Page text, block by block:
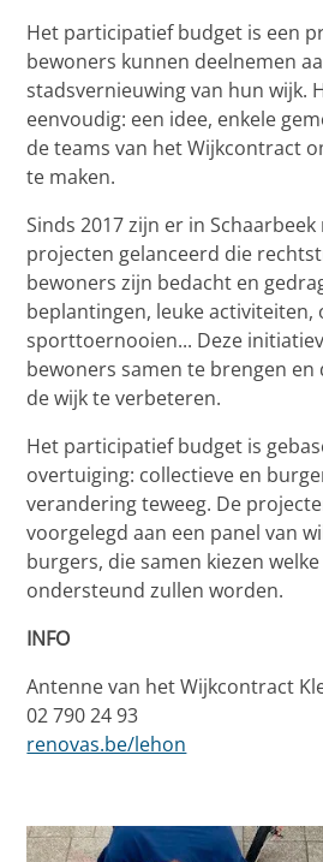
Het participatief budget is een
bewoners kunnen deelnemen
stadsvernieuwing van hun wijk.
eenvoudig: een idee, enkele
de teams van het Wijkcontract
te maken.
Sinds 2017 zijn er in
projecten gelanceerd die
bewoners zijn bedacht en
beplantingen, leuke
sporttoernooien... Deze
bewoners samen te brengen en
de wijk te verbeteren.
Het participatief budget is
overtuiging: collectieve en
verandering teweeg. De
voorgelegd aan een panel van
burgers, die samen kiezen
ondersteund zullen worden.
INFO
Antenne van het Wijkcontract
02 790 24 93
renovas.be/lehon